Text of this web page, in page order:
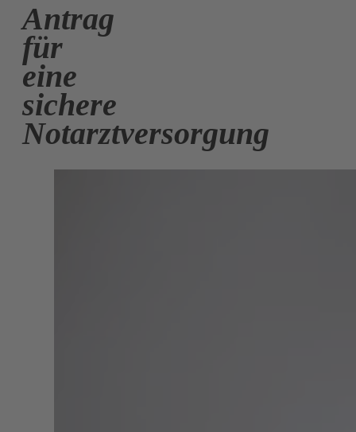
Antrag
für
eine
sichere
Notarztversorgung